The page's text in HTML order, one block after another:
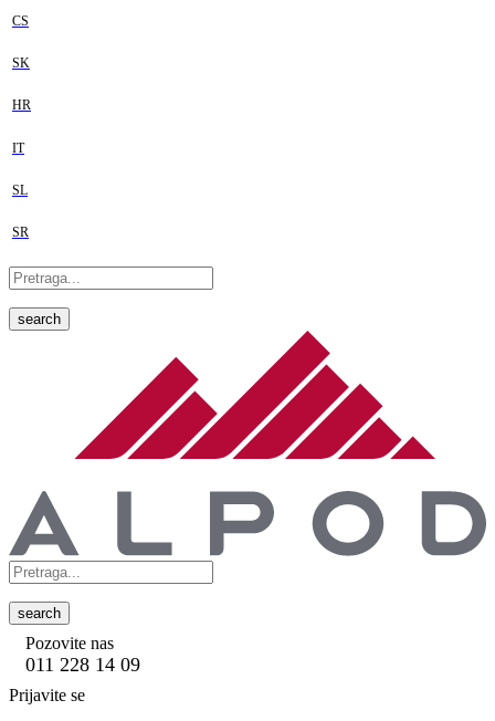
CS
SK
HR
IT
SL
SR
search
search
Pozovite nas
011 228 14 09
Prijavite se